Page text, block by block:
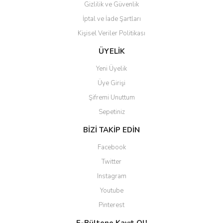
Gönder
Gizlilik ve Güvenlik
İptal ve İade Şartları
Kişisel Veriler Politikası
ÜYELİK
Yeni Üyelik
Üye Girişi
Şifremi Unuttum
Sepetiniz
BİZİ TAKİP EDİN
Facebook
Twitter
Instagram
Youtube
Pinterest